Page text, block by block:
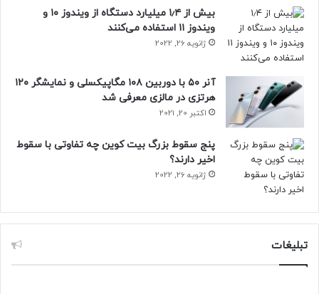
در کشور هستیم
بیش از ۱٫۴ میلیارد دستگاه از ویندوز ۱۰ و
ویندوز ۱۱ استفاده می‌کنند
ژانویه 26, 2022
آنر ۵۰ با دوربین ۱۰۸ مگاپیکسلی و نمایشگر ۱۲۰
هرتزی در مالزی معرفی شد
اکتبر 20, 2021
پنج سقوط بزرگ بیت کوین چه تفاوتی با سقوط
اخیر دارند؟
ژانویه 26, 2022
تبلیغات